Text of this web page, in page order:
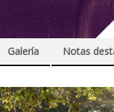
Galería Notas